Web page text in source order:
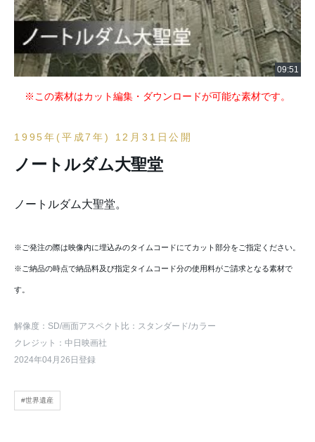
※この素材はカット編集・ダウンロードが可能な素材です。
1995年(平成7年) 12月31日公開
ノートルダム大聖堂
ノートルダム大聖堂。
※ご発注の際は映像内に埋込みのタイムコードにてカット部分をご指定ください。
※ご納品の時点で納品料及び指定タイムコード分の使用料がご請求となる素材で
す。
解像度：SD/画面アスペクト比：スタンダード/カラー
クレジット：中日映画社
2024年04月26日登録
#世界遺産